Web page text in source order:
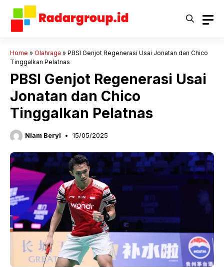
Langsung
Home » Olahraga » PBSI Genjot Regenerasi Usai Jonatan dan Chico
Tinggalkan Pelatnas
PBSI Genjot Regenerasi Usai
Jonatan dan Chico
Tinggalkan Pelatnas
Niam Beryl 15/05/2025